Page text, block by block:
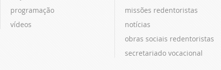
programação
vídeos
missões redentoristas
notícias
obras sociais redentoristas
secretariado vocacional